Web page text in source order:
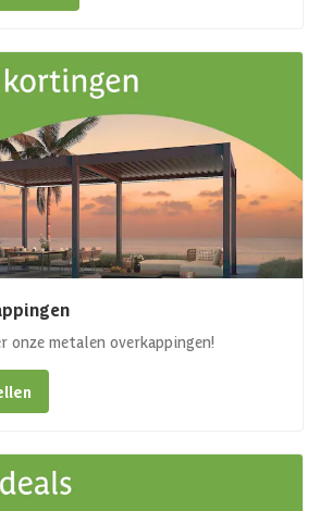
onze metalen overkappingen!